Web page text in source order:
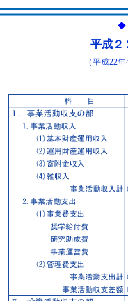
◆
平成
（平成22